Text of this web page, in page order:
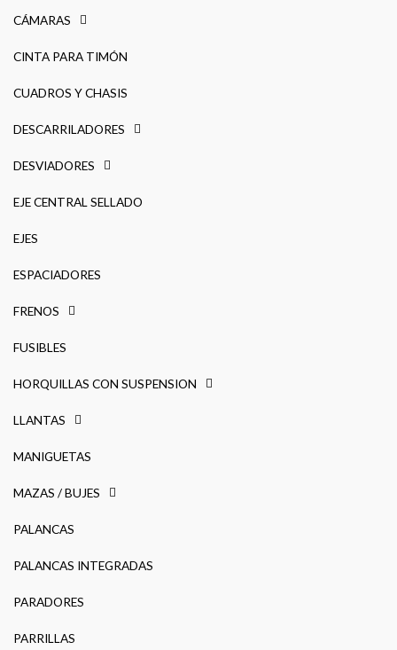
CÁMARAS
CINTA PARA TIMÓN
CUADROS Y CHASIS
DESCARRILADORES
DESVIADORES
EJE CENTRAL SELLADO
EJES
ESPACIADORES
FRENOS
FUSIBLES
HORQUILLAS CON SUSPENSION
LLANTAS
MANIGUETAS
MAZAS / BUJES
PALANCAS
PALANCAS INTEGRADAS
PARADORES
PARRILLAS